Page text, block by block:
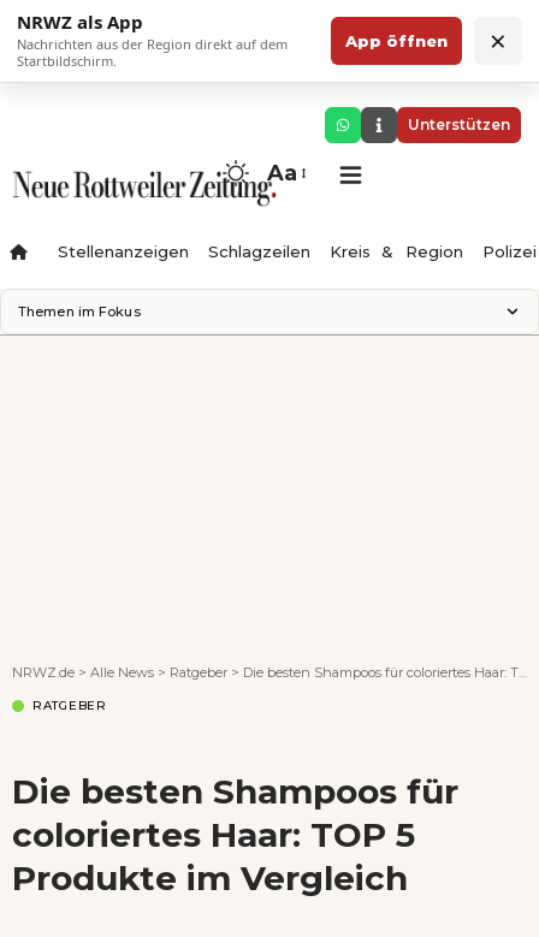
NRWZ als App
Nachrichten aus der Region direkt auf dem
Startbildschirm.
App öffnen ×
Unterstützen
Aa
Stellenanzeigen Schlagzeilen Kreis & Region Polizei
Themen im Fokus
NRWZ.de > Alle News > Ratgeber > Die besten Shampoos für coloriertes Haar: TOP 5 Produkte im Vergleich
RATGEBER
Die besten Shampoos für
coloriertes Haar: TOP 5
Produkte im Vergleich